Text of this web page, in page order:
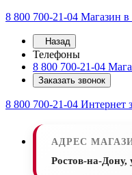
8 800 700-21-04 Магазин в
Назад
Телефоны
8 800 700-21-04
Заказать звонок
8 800 700-21-04 Интернет
АДРЕС
Ростов-на-Дону,